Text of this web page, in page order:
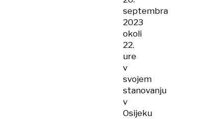
septembra
2023
okoli
22.
ure
v
svojem
stanovanju
v
Osijeku